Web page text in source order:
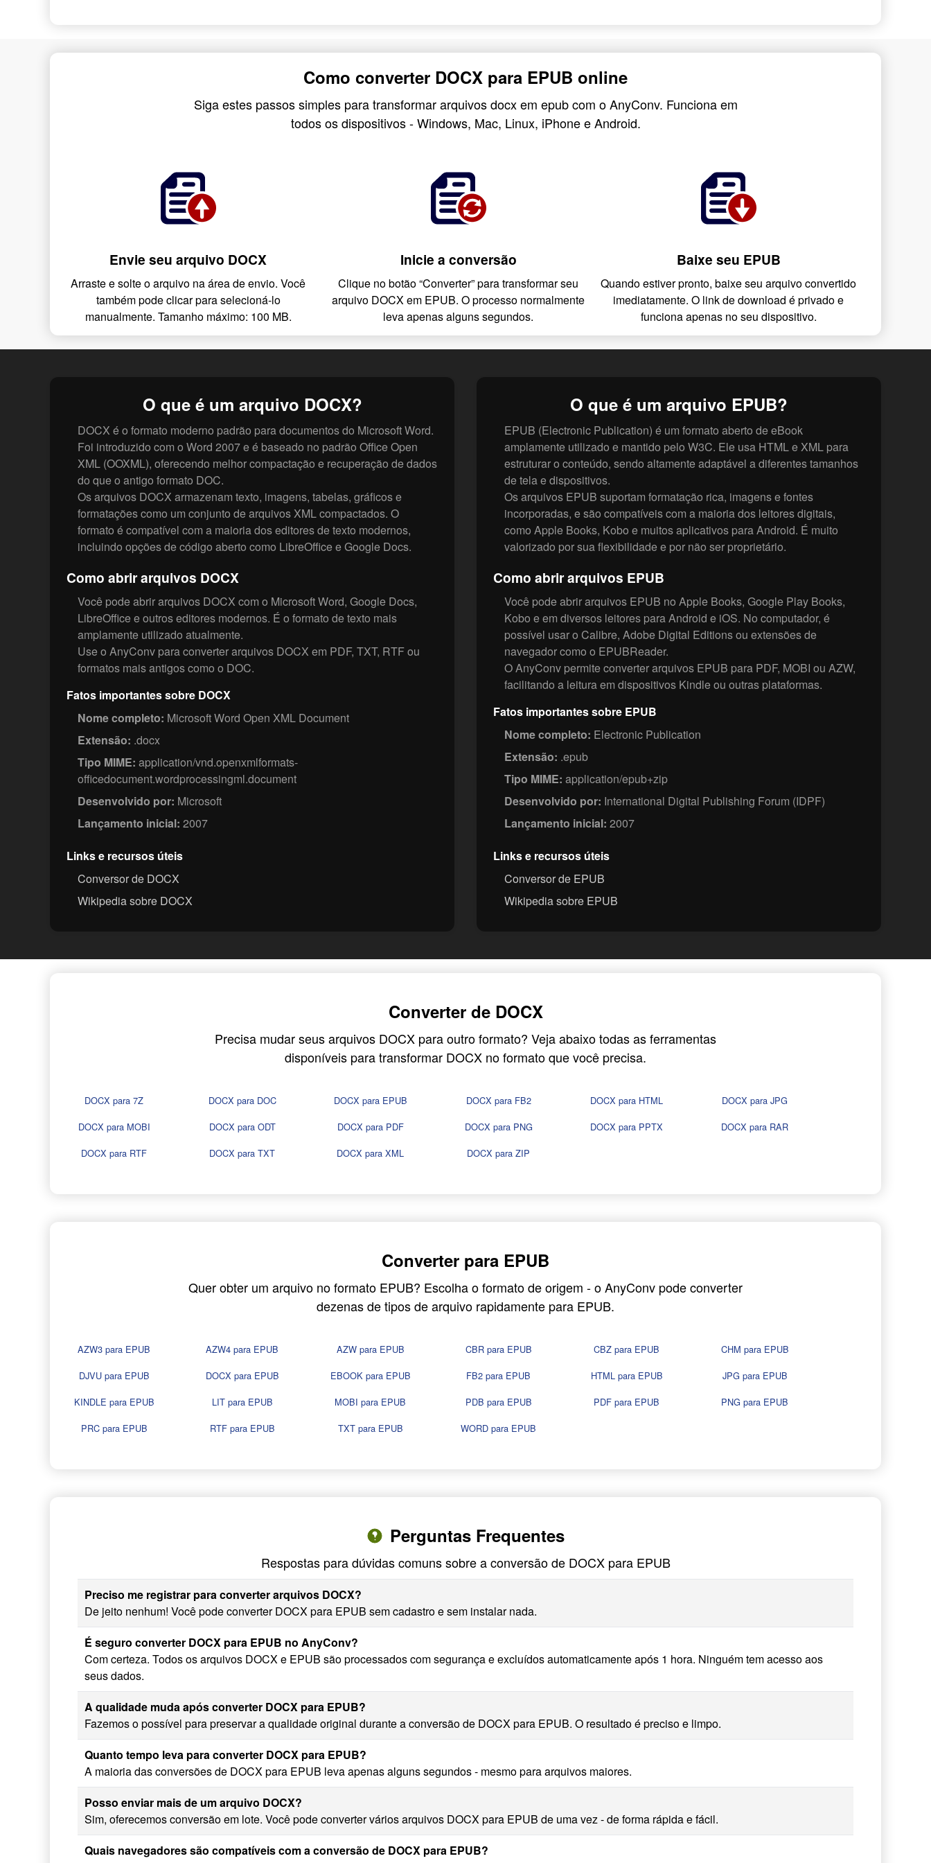
Como converter DOCX para EPUB online
Siga estes passos simples para transformar arquivos docx em epub com o AnyConv. Funciona em
todos os dispositivos - Windows, Mac, Linux, iPhone e Android.
Envie seu arquivo DOCX
Arraste e solte o arquivo na área de envio. Você
também pode clicar para selecioná-lo
manualmente. Tamanho máximo: 100 MB.
Inicie a conversão
Clique no botão “Converter” para transformar seu
arquivo DOCX em EPUB. O processo normalmente
leva apenas alguns segundos.
Baixe seu EPUB
Quando estiver pronto, baixe seu arquivo convertido
imediatamente. O link de download é privado e
funciona apenas no seu dispositivo.
O que é um arquivo DOCX?
DOCX é o formato moderno padrão para documentos do Microsoft Word.
Foi introduzido com o Word 2007 e é baseado no padrão Office Open
XML (OOXML), oferecendo melhor compactação e recuperação de dados
do que o antigo formato DOC.
Os arquivos DOCX armazenam texto, imagens, tabelas, gráficos e
formatações como um conjunto de arquivos XML compactados. O
formato é compatível com a maioria dos editores de texto modernos,
incluindo opções de código aberto como LibreOffice e Google Docs.
Como abrir arquivos DOCX
Você pode abrir arquivos DOCX com o Microsoft Word, Google Docs,
LibreOffice e outros editores modernos. É o formato de texto mais
amplamente utilizado atualmente.
Use o AnyConv para converter arquivos DOCX em PDF, TXT, RTF ou
formatos mais antigos como o DOC.
Fatos importantes sobre DOCX
Nome completo: Microsoft Word Open XML Document
Extensão: .docx
Tipo MIME: application/vnd.openxmlformats-
officedocument.wordprocessingml.document
Desenvolvido por: Microsoft
Lançamento inicial: 2007
Links e recursos úteis
Conversor de DOCX
Wikipedia sobre DOCX
O que é um arquivo EPUB?
EPUB (Electronic Publication) é um formato aberto de eBook
amplamente utilizado e mantido pelo W3C. Ele usa HTML e XML para
estruturar o conteúdo, sendo altamente adaptável a diferentes tamanhos
de tela e dispositivos.
Os arquivos EPUB suportam formatação rica, imagens e fontes
incorporadas, e são compatíveis com a maioria dos leitores digitais,
como Apple Books, Kobo e muitos aplicativos para Android. É muito
valorizado por sua flexibilidade e por não ser proprietário.
Como abrir arquivos EPUB
Você pode abrir arquivos EPUB no Apple Books, Google Play Books,
Kobo e em diversos leitores para Android e iOS. No computador, é
possível usar o Calibre, Adobe Digital Editions ou extensões de
navegador como o EPUBReader.
O AnyConv permite converter arquivos EPUB para PDF, MOBI ou AZW,
facilitando a leitura em dispositivos Kindle ou outras plataformas.
Fatos importantes sobre EPUB
Nome completo: Electronic Publication
Extensão: .epub
Tipo MIME: application/epub+zip
Desenvolvido por: International Digital Publishing Forum (IDPF)
Lançamento inicial: 2007
Links e recursos úteis
Conversor de EPUB
Wikipedia sobre EPUB
Converter de DOCX
Precisa mudar seus arquivos DOCX para outro formato? Veja abaixo todas as ferramentas
disponíveis para transformar DOCX no formato que você precisa.
DOCX para 7Z DOCX para DOC DOCX para EPUB DOCX para FB2 DOCX para HTML
DOCX para JPG
DOCX para MOBI
DOCX para ODT DOCX para PDF DOCX para PNG DOCX para PPTX
DOCX para RAR
DOCX para RTF
DOCX para TXT DOCX para XML DOCX para ZIP
Converter para EPUB
Quer obter um arquivo no formato EPUB? Escolha o formato de origem - o AnyConv pode converter
dezenas de tipos de arquivo rapidamente para EPUB.
AZW3 para EPUB AZW4 para EPUB AZW para EPUB CBR para EPUB CBZ para EPUB
CHM para EPUB
DJVU para EPUB
DOCX para EPUB EBOOK para EPUB FB2 para EPUB HTML para EPUB
JPG para EPUB
KINDLE para EPUB
LIT para EPUB MOBI para EPUB PDB para EPUB PDF para EPUB
PNG para EPUB
PRC para EPUB
RTF para EPUB TXT para EPUB WORD para EPUB
Perguntas Frequentes
Respostas para dúvidas comuns sobre a conversão de DOCX para EPUB
Preciso me registrar para converter arquivos DOCX?
De jeito nenhum! Você pode converter DOCX para EPUB sem cadastro e sem instalar nada.
É seguro converter DOCX para EPUB no AnyConv?
Com certeza. Todos os arquivos DOCX e EPUB são processados com segurança e excluídos automaticamente após 1 hora. Ninguém tem acesso aos
seus dados.
A qualidade muda após converter DOCX para EPUB?
Fazemos o possível para preservar a qualidade original durante a conversão de DOCX para EPUB. O resultado é preciso e limpo.
Quanto tempo leva para converter DOCX para EPUB?
A maioria das conversões de DOCX para EPUB leva apenas alguns segundos - mesmo para arquivos maiores.
Posso enviar mais de um arquivo DOCX?
Sim, oferecemos conversão em lote. Você pode converter vários arquivos DOCX para EPUB de uma vez - de forma rápida e fácil.
Quais navegadores são compatíveis com a conversão de DOCX para EPUB?